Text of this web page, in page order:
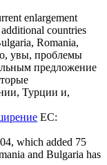
enlargement
countries
Romania,
увы, проблемы
предложение
Турции и,
ЕС:
which added 75
and Bulgaria has